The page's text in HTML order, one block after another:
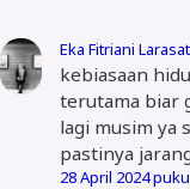
Eka Fitriani
kebiasaan
terutama biar
lagi musim ya
pastinya
28 April 2024